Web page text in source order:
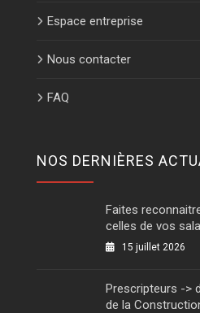
Espace entreprise
Nous contacter
FAQ
NOS DERNIÈRES
Faites
celles de vos
15 juillet 2026
Prescripteurs ->
de la